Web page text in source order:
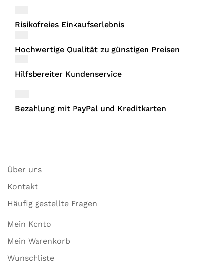
Risikofreies Einkaufserlebnis
Hochwertige Qualität zu günstigen Preisen
Hilfsbereiter Kundenservice
Bezahlung mit PayPal und Kreditkarten
Über uns
Kontakt
Häufig gestellte Fragen
Mein Konto
Mein Warenkorb
Wunschliste